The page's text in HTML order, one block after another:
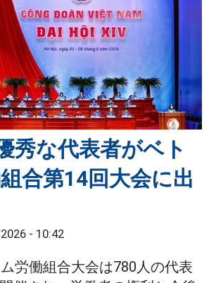
秀な代表者がベト
合第14回大会に出
- 10:42
労働組合大会は780人の代表